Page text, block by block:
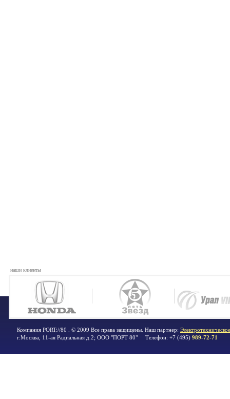
наши клиенты
Компания PORT://80 . © 2009 Все права защищены. Наш партнер:
г.Москва 11-ая Радиальная д.2; ООО "ПОРТ 80" Телефон: +7 (495) 989-72-71